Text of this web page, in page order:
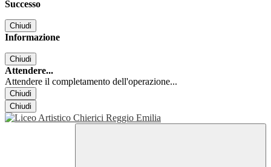
Successo
Chiudi
Informazione
Chiudi
Attendere...
Attendere il completamento dell'operazione...
Chiudi
Chiudi